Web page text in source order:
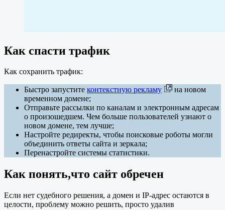
Как спасти трафик
Как сохранить трафик:
Быстро запустите контекстную рекламу
на новом
временном домене;
Отправьте рассылки по каналам и электронным адресам
о произошедшем. Чем больше пользователей узнают о
новом домене, тем лучше;
Настройте редиректы, чтобы поисковые роботы могли
объединить ответы сайта и зеркала;
Перенастройте системы статистики.
Как понять,что сайт обречен
Если нет судебного решения, а домен и IP-адрес остаются в
целости, проблему можно решить, просто удалив